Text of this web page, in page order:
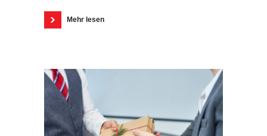
Mehr lesen